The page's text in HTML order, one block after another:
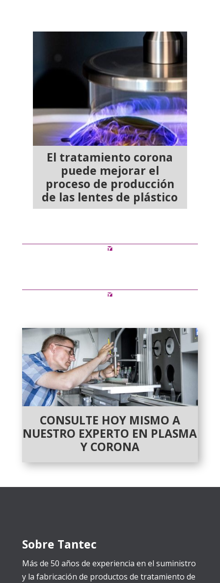
El tratamiento corona
puede mejorar el
proceso de producción
de las lentes de plástico
CONSULTE HOY MISMO A
NUESTRO EXPERTO EN PLASMA
Y CORONA
Sobre Tantec
Más de 50 años de experiencia en el suministro
y la fabricación de productos de tratamiento de